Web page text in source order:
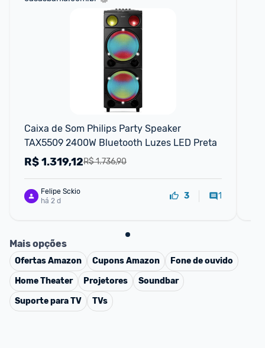
Caixa de Som Philips Party Speaker
TAX5509 2400W Bluetooth Luzes LED Preta
R$ 1.736,90
R$1.319,12
Felipe Sckio
há 2 d
3 1
Mais opções
OfertasAmazon CuponsAmazon
Fone de ouvido
Home Theater
Projetores
Soundbar
Suporte para TV
TVs